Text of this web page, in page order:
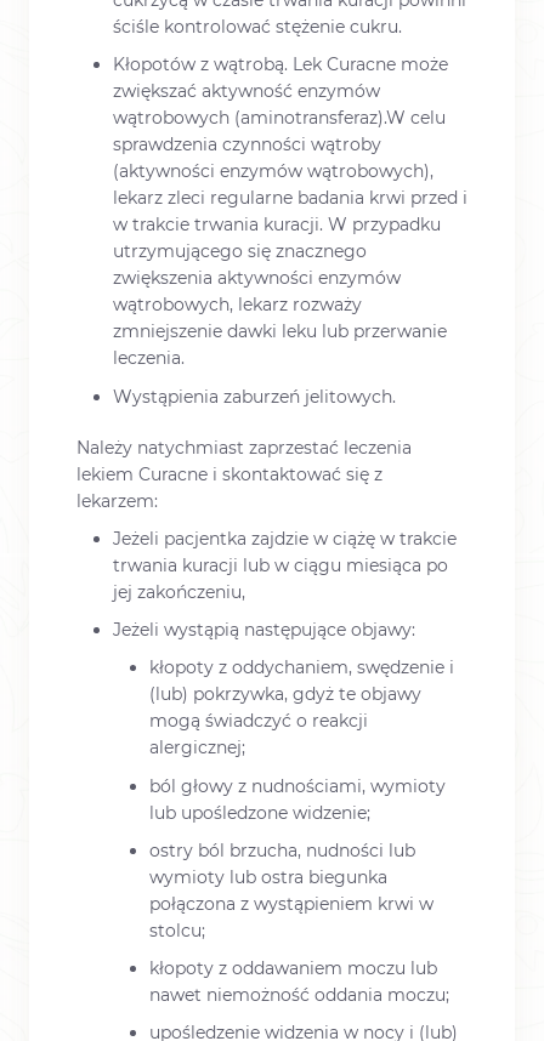
ściśle kontrolować stężenie cukru.
Kłopotów z wątrobą. Lek Curacne może
zwiększać aktywność enzymów
wątrobowych (aminotransferaz).W celu
sprawdzenia czynności wątroby
(aktywności enzymów wątrobowych),
lekarz zleci regularne badania krwi przed i
w trakcie trwania kuracji. W przypadku
utrzymującego się znacznego
zwiększenia aktywności enzymów
wątrobowych, lekarz rozważy
zmniejszenie dawki leku lub przerwanie
leczenia.
Wystąpienia zaburzeń jelitowych.
Należy natychmiast zaprzestać leczenia
lekiem Curacne i skontaktować się z
lekarzem:
Jeżeli pacjentka zajdzie w ciążę w trakcie
trwania kuracji lub w ciągu miesiąca po
jej zakończeniu,
Jeżeli wystąpią następujące objawy:
kłopoty z oddychaniem, swędzenie i
(lub) pokrzywka, gdyż te objawy
mogą świadczyć o reakcji
alergicznej;
ból głowy z nudnościami, wymioty
lub upośledzone widzenie;
ostry ból brzucha, nudności lub
wymioty lub ostra biegunka
połączona z wystąpieniem krwi w
stolcu;
kłopoty z oddawaniem moczu lub
nawet niemożność oddania moczu;
upośledzenie widzenia w nocy i (lub)